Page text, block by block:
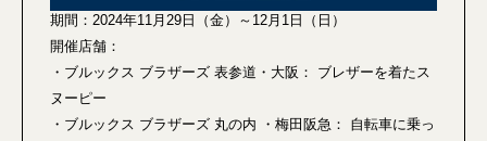
期間：2024年11月29日（金）～12月1日（日）
開催店舗：
・ブルックス ブラザーズ 表参道・大阪： ブレザーを着たス
ヌーピー
・ブルックス ブラザーズ 丸の内 ・梅田阪急： 自転車に乗っ